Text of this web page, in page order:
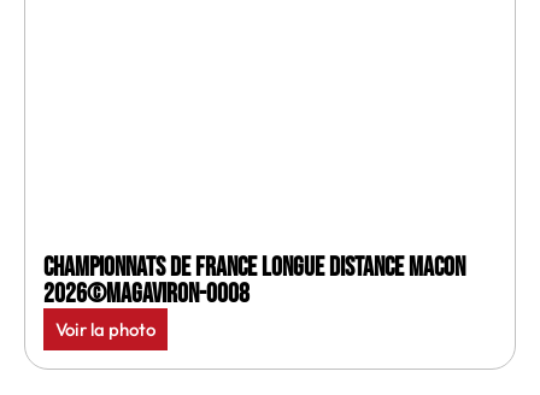
Championnats de France longue distance Macon
2026©MagAviron-0008
Voir la photo